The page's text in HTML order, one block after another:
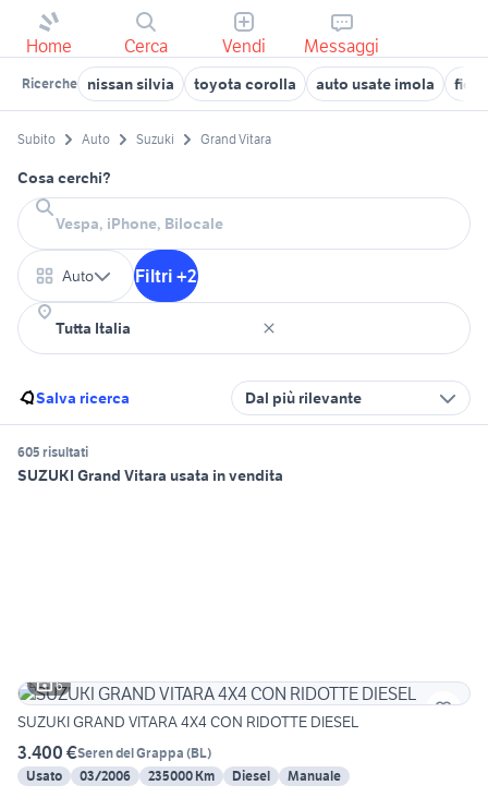
Home Cerca Vendi Messaggi
Ricerche nissan silvia toyota corolla auto usate imola
Subito Auto Suzuki Grand Vitara
Cosa cerchi?
Auto Filtri +2
Salva ricerca Dal più rilevante
605 risultati
SUZUKI Grand Vitara usata in vendita
6
SUZUKI GRAND VITARA 4X4 CON RIDOTTE DIESEL
3.400 €Seren del Grappa (BL)
Usato
03/2006 235000 Km Diesel
Manuale